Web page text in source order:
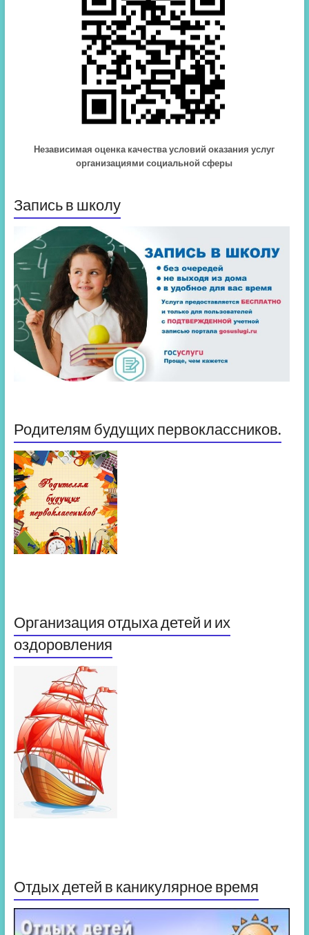
Независимая оценка качества условий оказания услуг
организациями социальной сферы
Запись в школу
Родителям будущих первоклассников.
Организация отдыха детей и их
оздоровления
Отдых детей в каникулярное время